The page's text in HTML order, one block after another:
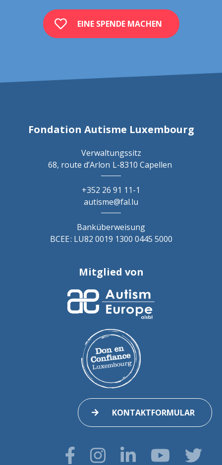
EINE SPENDE MACHEN
Fondation Autisme Luxembourg
Verwaltungssitz
68, route d’Arlon L-8310 Capellen
+352 26 91 11-1
autisme@fal.lu
Banküberweisung
BCEE : LU82 0019 1300 0445 5000
Mitglied von
KONTAKTFORMULAR